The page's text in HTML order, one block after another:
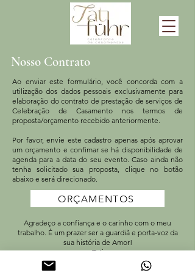
Nosso Contrato
Ao enviar este formulário, você concorda com a
utilização dos dados pessoais exclusivamente para
elaboração do contrato de prestação de serviços de
Celebração de Casamento nos termos de
proposta/orçamento recebido anteriormente.
Por favor, envie este cadastro apenas após aprovar
um orçamento e confimar se há disponibilidade de
agenda para a data do seu evento. Caso ainda não
tenha solicitado sua proposta, clique no botão
abaixo e será direcionado.
ORÇAMENTOS
Agradeço a confiança e o carinho com o meu
trabalho. É um prazer ser a guardiã e porta-voz da
sua história de Amor!
Tati
CADASTRO PARA CONTRATO